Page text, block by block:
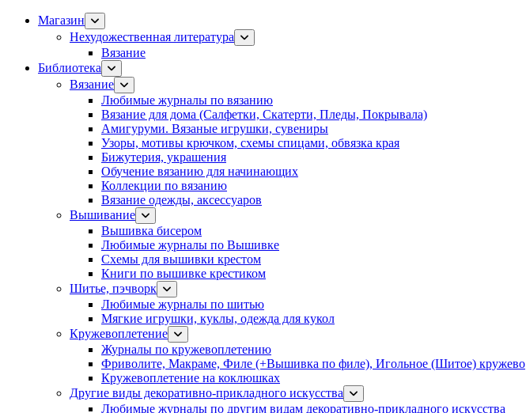
Магазин
Нехудожественная литература
Вязание
Библиотека
Вязание
Любимые журналы по вязанию
Вязание для дома (Салфетки, Скатерти, Пледы, Покрывала)
Амигуруми. Вязаные игрушки, сувениры
Узоры, мотивы крючком, схемы спицами, обвязка края
Бижутерия, украшения
Обучение вязанию для начинающих
Коллекции по вязанию
Вязание одежды, аксессуаров
Вышивание
Вышивка бисером
Любимые журналы по Вышивке
Схемы для вышивки крестом
Книги по вышивке крестиком
Шитье, пэчворк
Любимые журналы по шитью
Мягкие игрушки, куклы, одежда для кукол
Кружевоплетение
Журналы по кружевоплетению
Фриволите, Макраме, Филе (+Вышивка по филе), Игольное (Шитое) кружево
Кружевоплетение на коклюшках
Другие виды декоративно-прикладного искусства
Любимые журналы по другим видам декоративно-прикладного искусства